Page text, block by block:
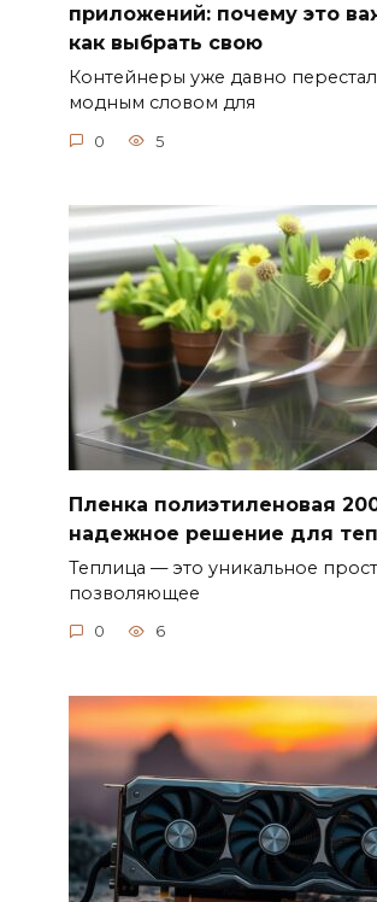
приложений: почему это
как выбрать свою
Контейнеры уже давно
модным словом для
0 5
Пленка полиэтиленовая
надежное решение для
Теплица — это уникальное
позволяющее
0 6